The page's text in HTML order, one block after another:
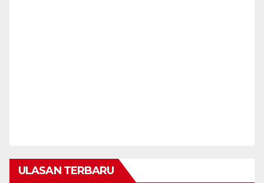
ULASAN TERBARU